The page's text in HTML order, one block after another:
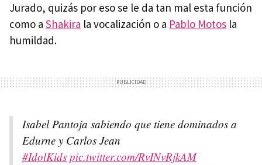
Jurado, quizás por eso se le da tan mal esta función
como a Shakira la vocalización o a Pablo Motos la
humildad.
Isabel Pantoja sabiendo que tiene dominados a
Edurne y Carlos Jean
#IdolKids pic.twitter.com/RvINvRjkAM